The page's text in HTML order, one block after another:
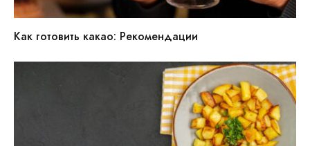
Как готовить какао: Рекомендации